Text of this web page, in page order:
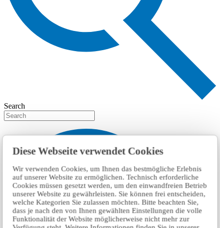
Diese Webseite verwendet Cookies
Wir verwenden Cookies, um Ihnen das bestmögliche Erlebnis
auf unserer Website zu ermöglichen. Technisch erforderliche
Cookies müssen gesetzt werden, um den einwandfreien Betrieb
unserer Website zu gewährleisten. Sie können frei entscheiden,
welche Kategorien Sie zulassen möchten. Bitte beachten Sie,
dass je nach den von Ihnen gewählten Einstellungen die volle
Funktionalität der Website möglicherweise nicht mehr zur
Search